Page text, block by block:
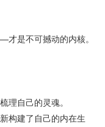
是不可撼动的内核。
理自己的灵魂。
构建了自己的内在生